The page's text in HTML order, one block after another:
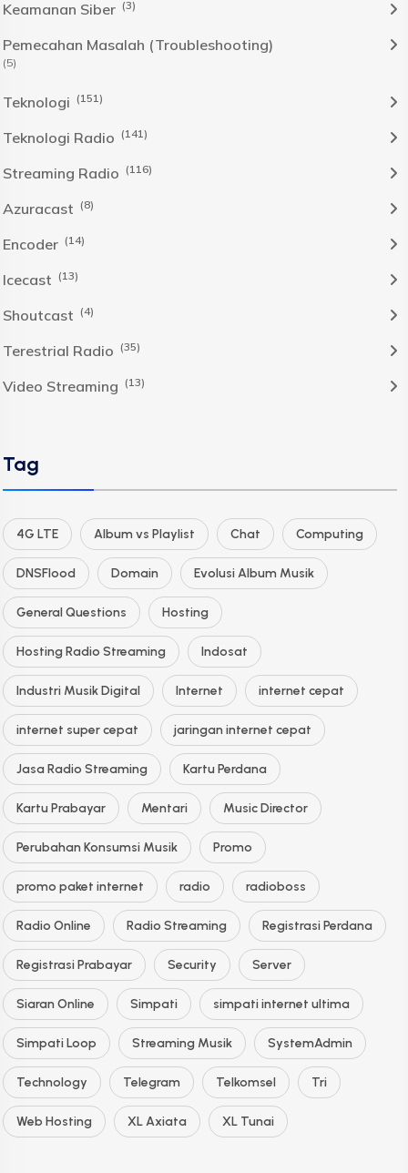
Keamanan Siber (3)
Pemecahan Masalah (Troubleshooting)
(5)
Teknologi (151)
Teknologi Radio (141)
Streaming Radio (116)
Azuracast (8)
Encoder (14)
Icecast (13)
Shoutcast (4)
Terestrial Radio (35)
Video Streaming (13)
Tag
4G LTE Album vs Playlist Chat Computing
DNSFlood Domain Evolusi Album Musik
General Questions Hosting
Hosting Radio Streaming Indosat
Industri Musik Digital Internet internet cepat
internet super cepat jaringan internet cepat
Jasa Radio Streaming Kartu Perdana
Kartu Prabayar Mentari Music Director
Perubahan Konsumsi Musik Promo
promo paket internet radio radioboss
Radio Online Radio Streaming Registrasi Perdana
Registrasi Prabayar Security Server
Siaran Online Simpati simpati internet ultima
Simpati Loop Streaming Musik SystemAdmin
Technology Telegram Telkomsel Tri
Web Hosting XL Axiata XL Tunai